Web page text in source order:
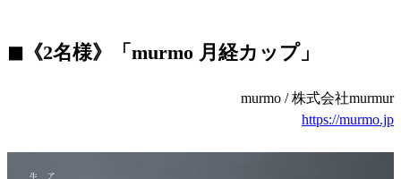
◼︎《2名様》「murmo 月経カップ」
murmo / 株式会社murmur
https://murmo.jp